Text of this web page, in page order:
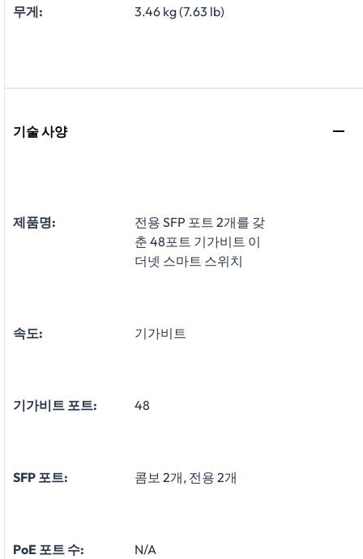
무게: 3.46 kg (7.63 lb)
기술 사양
제품명:
전용 SFP 포트 2개를 갖
춘 48포트 기가비트 이
더넷 스마트 스위치
속도: 기가비트
기가비트 포트: 48
SFP 포트: 콤보 2개, 전용 2개
PoE 포트 수: N/A